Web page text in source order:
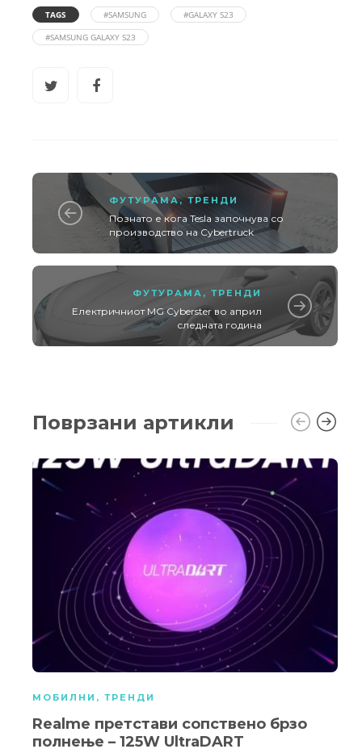
TAGS #SAMSUNG
#GALAXY S23
#SAMSUNG GALAXY S23
ФУТУРАМА,ТРЕНДИ
Познато е кога Tesla започнува со
производство на Cybertruck
ФУТУРАМА , ТРЕНДИ
Електричниот MG Cyberster во април
следната година
Поврзани артикли
МОБИЛНИ , ТРЕНДИ
Realme претстави сопствено брзо
полнење – 125W UltraDART